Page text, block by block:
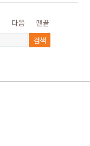
다음 맨끝